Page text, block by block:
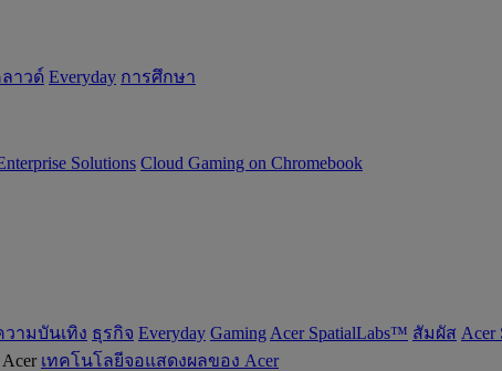
าวด์ Everyday การศึกษา
Solutions Cloud Gaming on Chromebook
วามบันเทิง ธุรกิจ Everyday Gaming Acer SpatialLabs™ สัมผัส Acer
เทคโนโลยีจอแสดงผลของ Acer